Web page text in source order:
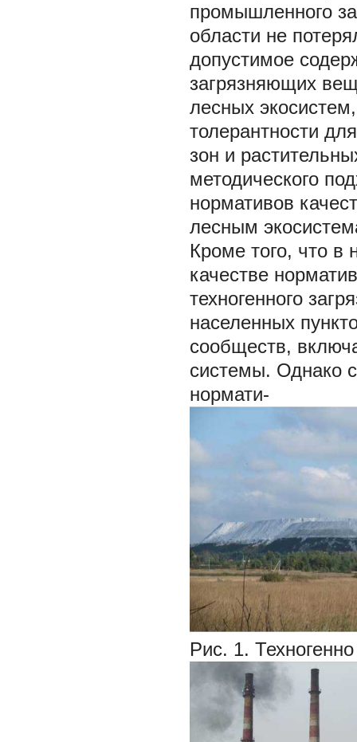
промышленного
области не
допустимое
загрязняющих
лесных
толерантности
зон и
методического
нормативов
лесным
Кроме того, что в
качестве
техногенного
населенных
сообществ,
системы. Однако
нормати-
Рис. 1.